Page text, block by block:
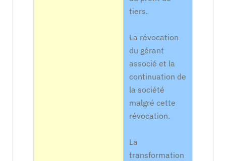
tiers.
La révocation
du gérant
associé et la
continuation de
la société
malgré cette
révocation.
La
transformation